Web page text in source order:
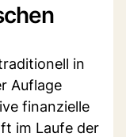
in
Auflage
finanzielle
im Laufe der